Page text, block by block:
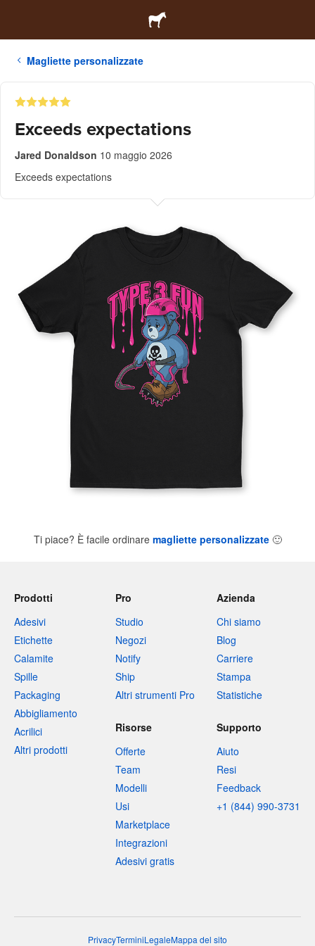
Magliette personalizzate
Exceeds expectations
Jared Donaldson 10 maggio 2026
Exceeds expectations
Ti piace? È facile ordinare magliette personalizzate 🙂
Prodotti
Adesivi
Etichette
Calamite
Spille
Packaging
Abbigliamento
Acrilici
Altri prodotti
Pro
Studio
Negozi
Notify
Ship
Altri strumenti Pro
Azienda
Chi siamo
Blog
Carriere
Stampa
Statistiche
Risorse
Offerte
Team
Modelli
Usi
Marketplace
Integrazioni
Adesivi gratis
Supporto
Aiuto
Resi
Feedback
+1 (844) 990-3731
PrivacyTerminiLegaleMappa del sito